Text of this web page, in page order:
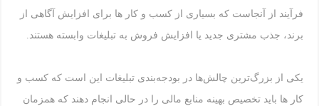
فرآیند از آنجاست که بسیاری از کسب و کار ها برای افزایش آگاهی از
برند، جذب مشتری جدید یا افزایش فروش به تبلیغات وابسته هستند.
یکی از بزرگ‌ترین چالش‌ها در بودجه‌بندی تبلیغات این است که کسب و
کار ها باید تخصیص بهینه منابع مالی را در حالی انجام دهند که همزمان